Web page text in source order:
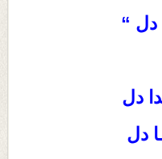
دل “
دل
دل